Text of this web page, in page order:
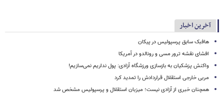
آخرین اخبار
هافبک سابق پرسپولیس در پیکان
افشای نقشه ترور مسی و رونالدو در آمریکا
واکنش پزشکیان به بازسازی ورزشگاه آزادی: پول نداریم نمی‌سازیم!
مربی خارجی استقلال قراردادش را تمدید کرد
همچنان خبری از آزادی نیست؛ میزبان استقلال و پرسپولیس مشخص شد